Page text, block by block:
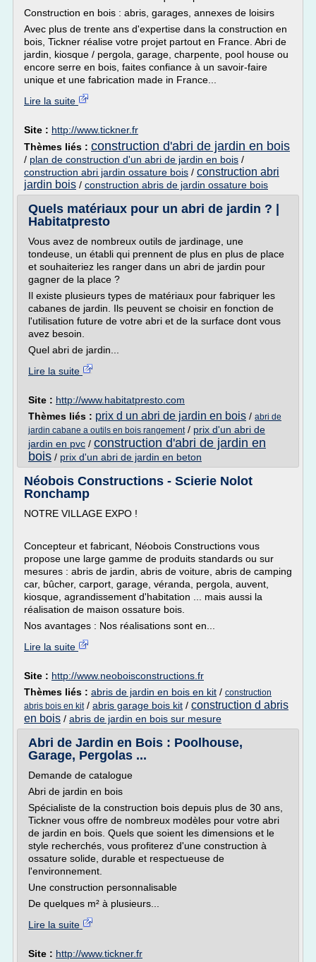
Construction en bois : abris, garages, annexes de loisirs
Avec plus de trente ans d'expertise dans la construction en
bois, Tickner réalise votre projet partout en France. Abri de
jardin, kiosque / pergola, garage, charpente, pool house ou
encore serre en bois, faites confiance à un savoir-faire
unique et une fabrication made in France...
Lire la suite
Site : http://www.tickner.fr
Thèmes liés : construction d'abri de jardin en bois
/ plan de construction d'un abri de jardin en bois /
construction abri jardin ossature bois / construction abri
jardin bois / construction abris de jardin ossature bois
Quels matériaux pour un abri de jardin ? |
Habitatpresto
Vous avez de nombreux outils de jardinage, une
tondeuse, un établi qui prennent de plus en plus de place
et souhaiteriez les ranger dans un abri de jardin pour
gagner de la place ?
Il existe plusieurs types de matériaux pour fabriquer les
cabanes de jardin. Ils peuvent se choisir en fonction de
l'utilisation future de votre abri et de la surface dont vous
avez besoin.
Quel abri de jardin...
Lire la suite
Site : http://www.habitatpresto.com
Thèmes liés : prix d un abri de jardin en bois / abri de
jardin cabane a outils en bois rangement/ prix d'un abri de
jardin en pvc / construction d'abri de jardin en
bois / prix d'un abri de jardin en beton
Néobois Constructions - Scierie Nolot
Ronchamp
NOTRE VILLAGE EXPO !
Concepteur et fabricant, Néobois Constructions vous
propose une large gamme de produits standards ou sur
mesures : abris de jardin, abris de voiture, abris de camping
car, bûcher, carport, garage, véranda, pergola, auvent,
kiosque, agrandissement d'habitation ... mais aussi la
réalisation de maison ossature bois.
Nos avantages : Nos réalisations sont en...
Lire la suite
Site : http://www.neoboisconstructions.fr
Thèmes liés : abris de jardin en bois en kit / construction
abris bois en kit/ abris garage bois kit / construction d abris
en bois / abris de jardin en bois sur mesure
Abri de Jardin en Bois : Poolhouse,
Garage, Pergolas ...
Demande de catalogue
Abri de jardin en bois
Spécialiste de la construction bois depuis plus de 30 ans,
Tickner vous offre de nombreux modèles pour votre abri
de jardin en bois. Quels que soient les dimensions et le
style recherchés, vous profiterez d'une construction à
ossature solide, durable et respectueuse de
l'environnement.
Une construction personnalisable
De quelques m² à plusieurs...
Lire la suite
Site : http://www.tickner.fr